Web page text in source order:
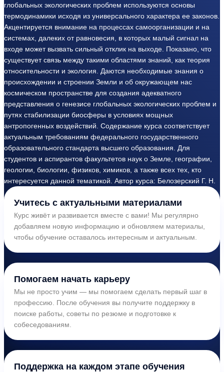
глобальных экологических проблем используются основы
термодинамики исходя из универсального характера ее законов.
Акцентируется внимание на процессах самоорганизации и на
системах, далеких от равновесия, в которых малый сигнал на
входе может вызвать сильный отклик на выходе. Показано, что
существует связь между такими областями знаний, как теория
относительности и экология. Даются необходимые знания о
происхождении и строении Земли и об окружающем нас
космическом пространстве для создания адекватного
представления о генезисе глобальных экологических проблем и
путях стабилизации биосферы в условиях мощных
антропогенных воздействий. Содержание курса соответствует
актуальным требованиям федерального государственного
образовательного стандарта высшего образования. Для
студентов и аспирантов факультетов наук о Земле, географии,
геологии, биологии, физиков, химиков, а также всех тех, кто
интересуется данной тематикой. Автор курса: Белозерский Г. Н.
Учитесь с актуальными материалами
Курс живёт и развивается вместе с вами! Мы регулярно
добавляем новую информацию и обновляем материалы,
чтобы обучение оставалось интересным и актуальным.
Помогаем начать карьеру
Мы не просто учим — мы помогаем сделать первый шаг в
профессию. После обучения вы получите поддержку в
поиске работы, советы по резюме и подготовке к
собеседованиям.
Поддержка на каждом этапе обучения